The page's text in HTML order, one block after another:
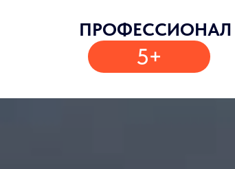
ПРОФЕССИОНАЛ
5+